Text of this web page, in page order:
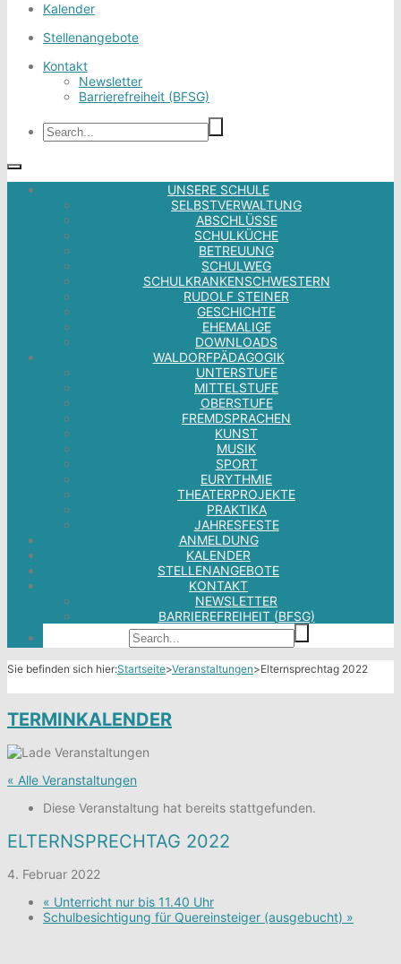
Kalender
Stellenangebote
Kontakt
Newsletter
Barrierefreiheit (BFSG)
UNSERE SCHULE
SELBSTVERWALTUNG
ABSCHLÜSSE
SCHULKÜCHE
BETREUUNG
SCHULWEG
SCHULKRANKENSCHWESTERN
RUDOLF STEINER
GESCHICHTE
EHEMALIGE
DOWNLOADS
WALDORFPÄDAGOGIK
UNTERSTUFE
MITTELSTUFE
OBERSTUFE
FREMDSPRACHEN
KUNST
MUSIK
SPORT
EURYTHMIE
THEATERPROJEKTE
PRAKTIKA
JAHRESFESTE
ANMELDUNG
KALENDER
STELLENANGEBOTE
KONTAKT
NEWSLETTER
BARRIEREFREIHEIT (BFSG)
Sie befinden sich hier:Startseite>Veranstaltungen>Elternsprechtag 2022
TERMINKALENDER
« Alle Veranstaltungen
Diese Veranstaltung hat bereits stattgefunden.
ELTERNSPRECHTAG 2022
4. Februar 2022
« Unterricht nur bis 11.40 Uhr
Schulbesichtigung für Quereinsteiger (ausgebucht) »